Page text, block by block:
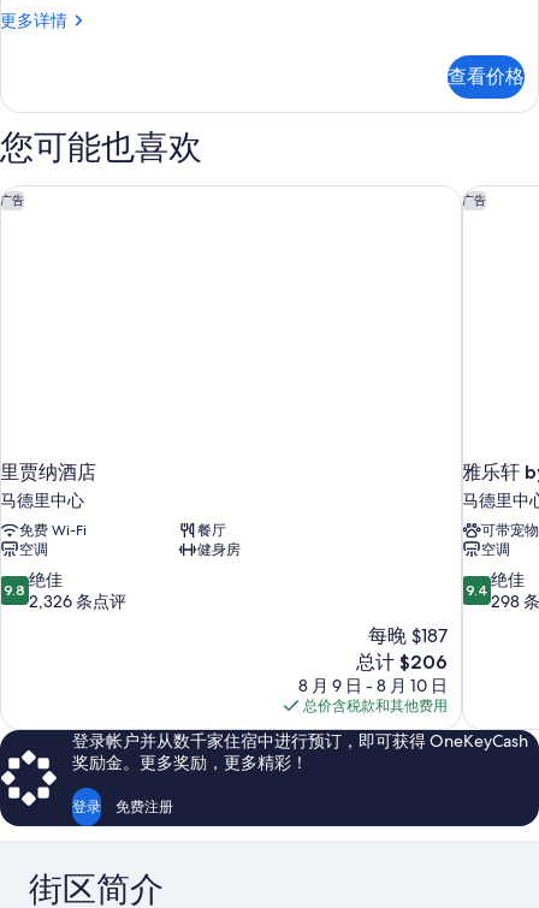
所
照
片
更多详情
套
信
息
查看价格
您可能也喜欢
广告
里贾纳酒店
马德里中心
免费 Wi-Fi
餐厅
空调
健身房
9.8
分，
2,326
条
点
评
9.8 绝佳
2,326 条点评
每晚 $187
新
价
格
$206
总计 $206
8 月 9 日 - 8 月 10 日
总价含税款和其他费用
里贾纳酒店 广告
雅乐轩
马德里中
可带宠物
空调
9.4
分，
298
条
9.4 绝佳
298
雅乐轩
登录帐户并从数千家住宿中进行预订，即可获得 OneKeyCash
奖励金。更多奖励，更多精彩！
登录 免费注册
街区简介